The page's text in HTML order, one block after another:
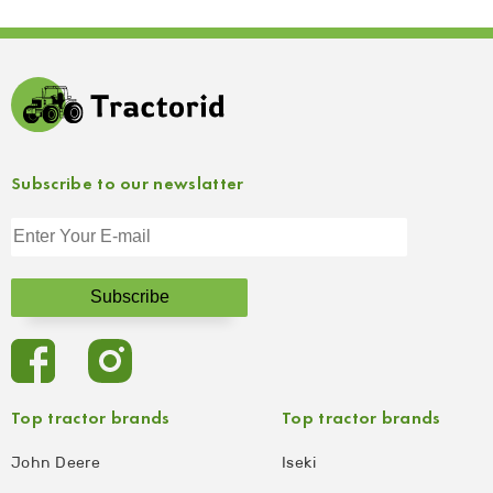
Top tractor brands
John Deere
Top tractor brands
Iseki
Subscribe to our newslatter